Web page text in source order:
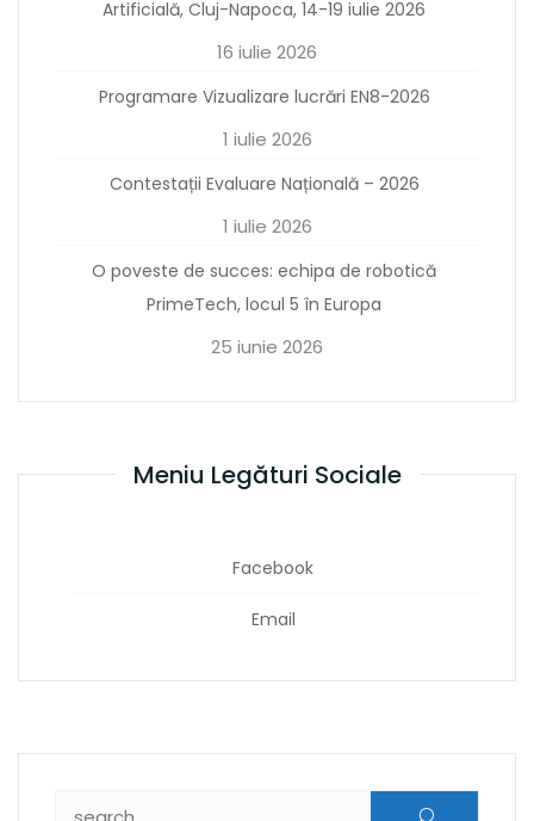
Artificială, Cluj-Napoca, 14-19 iulie 2026
16 iulie 2026
Programare Vizualizare lucrări EN8-2026
1 iulie 2026
Contestații Evaluare Națională – 2026
1 iulie 2026
O poveste de succes: echipa de robotică
PrimeTech, locul 5 în Europa
25 iunie 2026
Meniu Legături Sociale
Facebook
Email